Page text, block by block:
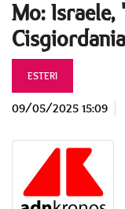
Mo:
ESTERI
09/05/2025 15:09